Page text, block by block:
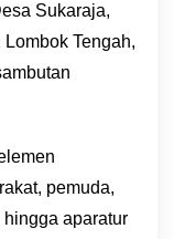
Sukaraja,
Tengah,
pemuda,
aparatur